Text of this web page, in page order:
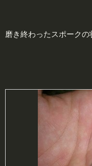
磨き終わったスポークの